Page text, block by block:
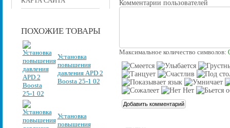
ПОХОЖИЕ ТОВАРЫ
Установка
повышения
давления APD 2
Boosta 25-1 02
Установка
повышения
Комментарии пользователей
Максимальное количество символов: